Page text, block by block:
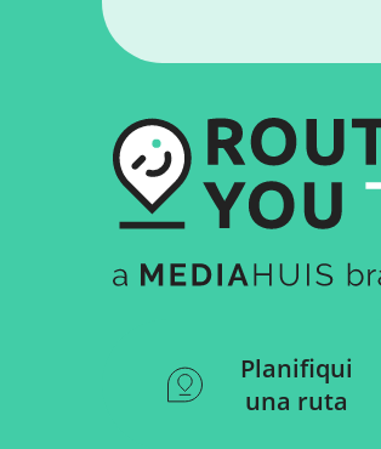
Planifiqui
una ruta